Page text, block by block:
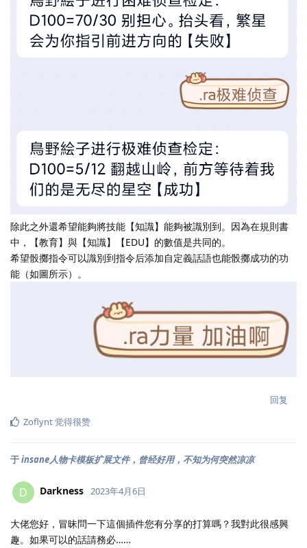
除此之外還希望能夠將技能【知識】能夠被識別到。因為在規則書
中，【教育】與【知識】【EDU】的數值是共同的。
希望骰擲指令可以識別到指令后添加自定義話語也能骰擲成功的功
能（如圖所示）。
回复
Zoflynt觉得很赞
于insane人物卡模板扩展文件，曾经好用，不知为何突然凉凉
D Darkness 2023年4月6日
大佬您好，冒昧問一下這個插件您有分享的打算嗎？我對此很感興
趣。如果可以的話請務必……